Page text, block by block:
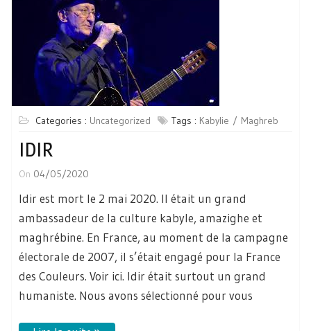
Categories : Uncategorized Tags : Kabylie Maghreb
IDIR
On 04/05/2020
Idir est mort le 2 mai 2020. Il était un grand
ambassadeur de la culture kabyle, amazighe et
maghrébine. En France, au moment de la campagne
électorale de 2007, il s’était engagé pour la France
des Couleurs. Voir ici. Idir était surtout un grand
humaniste. Nous avons sélectionné pour vous